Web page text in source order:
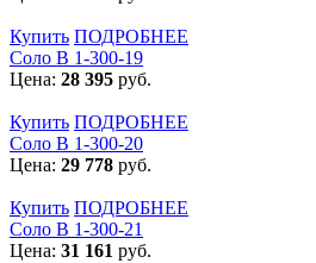
Купить ПОДРОБНЕЕ
Соло В 1-300-19
Цена: 28 395 руб.
Купить ПОДРОБНЕЕ
Соло В 1-300-20
Цена: 29 778 руб.
Купить ПОДРОБНЕЕ
Соло В 1-300-21
Цена: 31 161 руб.